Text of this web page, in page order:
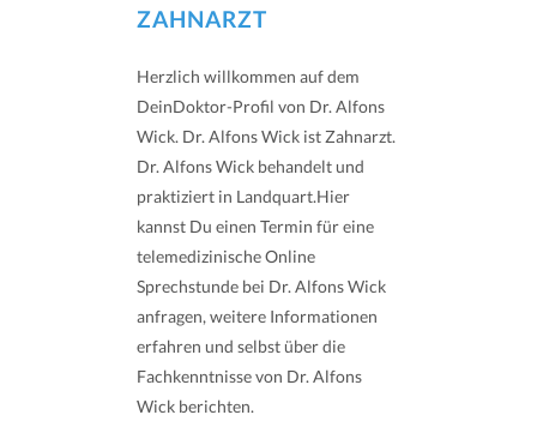
ZAHNARZT
Herzlich willkommen auf dem
DeinDoktor-Profil von Dr. Alfons
Wick. Dr. Alfons Wick ist Zahnarzt.
Dr. Alfons Wick behandelt und
praktiziert in Landquart.Hier
kannst Du einen Termin für eine
telemedizinische Online
Sprechstunde bei Dr. Alfons Wick
anfragen, weitere Informationen
erfahren und selbst über die
Fachkenntnisse von Dr. Alfons
Wick berichten.